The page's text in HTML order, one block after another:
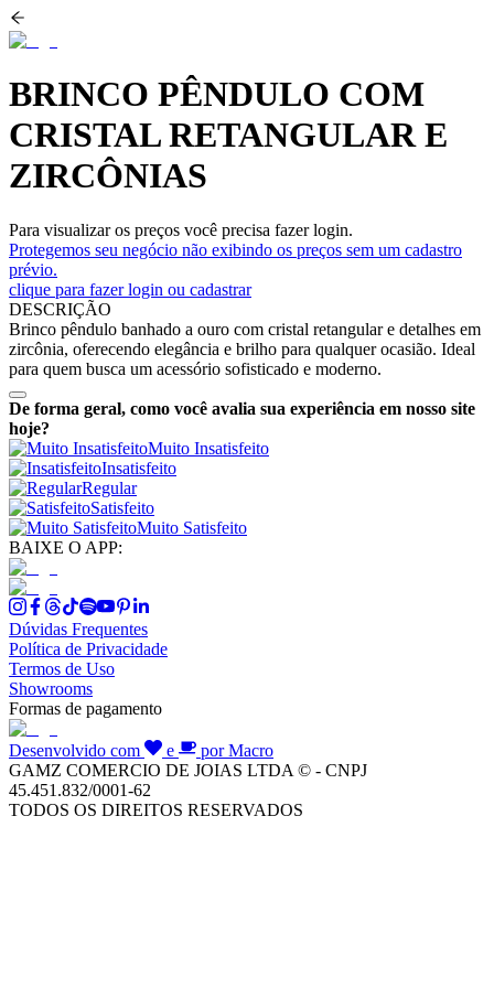
BRINCO PÊNDULO COM
CRISTAL RETANGULAR E
ZIRCÔNIAS
Para visualizar os preços você precisa fazer login.
Protegemos seu negócio não exibindo os preços sem um cadastro
prévio.
clique para fazer login ou cadastrar
DESCRIÇÃO
Brinco pêndulo banhado a ouro com cristal retangular e detalhes em
zircônia, oferecendo elegância e brilho para qualquer ocasião. Ideal
para quem busca um acessório sofisticado e moderno.
De forma geral, como você avalia sua experiência em nosso site
hoje?
Muito Insatisfeito
Insatisfeito
Regular
Satisfeito
Muito Satisfeito
BAIXE O APP:
Dúvidas Frequentes
Política de Privacidade
Termos de Uso
Showrooms
Formas de pagamento
Desenvolvido com e
por Macro
GAMZ COMERCIO DE JOIAS LTDA © - CNPJ
45.451.832/0001-62
TODOS OS DIREITOS RESERVADOS